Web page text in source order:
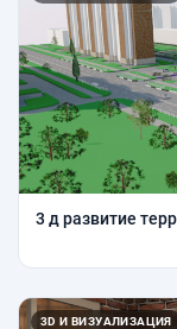
3 д развитие
3D И ВИЗУАЛИЗАЦИЯ